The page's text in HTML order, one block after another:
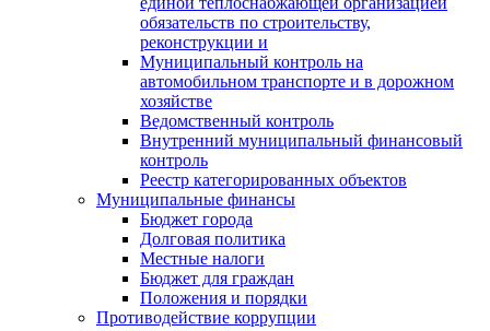
обязательств по строительству,
реконструкции и
Муниципальный контроль на
автомобильном транспорте и в дорожном
хозяйстве
Ведомственный контроль
Внутренний муниципальный финансовый
контроль
Реестр категорированных объектов
Муниципальные финансы
Бюджет города
Долговая политика
Местные налоги
Бюджет для граждан
Положения и порядки
Противодействие коррупции